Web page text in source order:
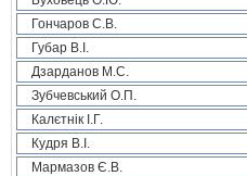
Гончаров С.В.
Губар В.І.
Дзарданов М.С.
Зубчевський О.П.
Калєтнік І.Г.
Кудря В.І.
Мармазов Є.В.